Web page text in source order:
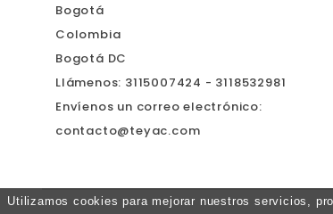
Bogotá
Colombia
Bogotá DC
Llámenos: 3115007424 - 3118532981
Envíenos un correo electrónico:
contacto@teyac.com
Utilizamos cookies para mejorar nuestros servicios,